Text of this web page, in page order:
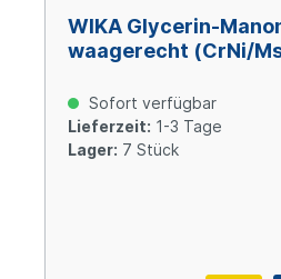
WIKA Glycerin-
waagerecht (CrNi/
Sofort verfügbar
Lieferzeit: 1-3 Tage
Lager: 7 Stück